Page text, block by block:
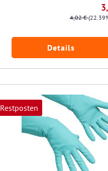
4,02 €
Details
Restposten